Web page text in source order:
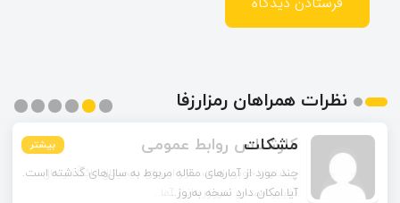
نظرات همراهان رمزارزفا
بیشتر مشکات بیشتر
چند مورد از آمارهای مقاله مربوط به سال‌های گذشته است.
آیا امکان دارد نسخه به‌روز...
بیشتر
بیشتر
بیشتر
بیشتر